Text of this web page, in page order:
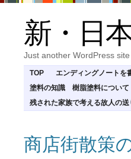
新・日
Just another WordPress site
TOP エンディングノートを
塗料の知識 樹脂塗料について
残された家族で考える故人の送
商店街散策